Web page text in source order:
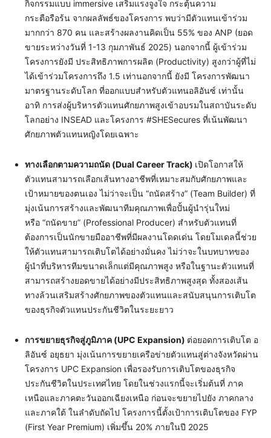
กิจกรรมแบบ immersive เสริมแรงจูงใจ กระตุ้นความ
กระตือรือร้น จากผลลัพธ์ของโครงการ พบว่ามีตัวแทนเข้าร่วม
มากกว่า 870 คน และสร้างผลงานคิดเป็น 55% ของ ANP (ยอด
ขายระหว่างวันที่ 1-13 กุมภาพันธ์ 2025) นอกจากนี้ ผู้เข้าร่วม
โครงการยังมี ประสิทธิภาพการผลิต (Productivity) สูงกว่าผู้ที่ไม่
ได้เข้าร่วมโครงการถึง 1.5 เท่านอกจากนี้ ยังมี โครงการพัฒนา
มาตรฐานระดับโลก ที่ออกแบบสำหรับตัวแทนอลิอันซ์ เท่านั้น
อาทิ การส่งผู้บริหารตัวแทนศักยภาพสูงเข้าอบรมในสถาบันระดับ
โลกอย่าง INSEAD และโครงการ #SHESecures ที่เน้นพัฒนา
ศักยภาพตัวแทนหญิงโดยเฉพาะ
ทางเลือกตามความถนัด (Dual Career Track) เปิดโอกาสให้
ตัวแทนสามารถเลือกเส้นทางอาชีพที่เหมาะสมกับศักยภาพและ
เป้าหมายของตนเอง ไม่ว่าจะเป็น “ถนัดสร้าง” (Team Builder) ที่
มุ่งเน้นการสร้างและพัฒนาทีมคุณภาพเพื่อปั้นผู้นำรุ่นใหม่
หรือ “ถนัดขาย” (Professional Producer) สำหรับตัวแทนที่
ต้องการเป็นนักขายมืออาชีพที่มีผลงานโดดเด่น โดยโมเดลนี้ช่วย
ให้ตัวแทนสามารถเติบโตได้อย่างมั่นคง ไม่ว่าจะในบทบาทของ
ผู้นำที่บริหารทีมขนาดเล็กแต่มีคุณภาพสูง หรือในฐานะตัวแทนที่
สามารถสร้างยอดขายได้อย่างมีประสิทธิภาพสูงสุด ทั้งสองเส้น
ทางล้วนเสริมสร้างศักยภาพของตัวแทนและสนับสนุนการเติบโต
ของธุรกิจตัวแทนประกันชีวิตในระยะยาว
การขยายธุรกิจสู่ภูมิภาค (UPC Expansion) ต่อยอดการเติบโต อ
ลิอันซ์ อยุธยา มุ่งเน้นการขยายเครือข่ายตัวแทนสู่ต่างจังหวัดผ่าน
โครงการ UPC Expansion เพื่อรองรับการเติบโตของธุรกิจ
ประกันชีวิตในประเทศไทย โดยในช่วงแรกนี้จะเริ่มต้นที่ ภาค
เหนือและภาคตะวันออกเฉียงเหนือ ก่อนจะขยายไปยัง ภาคกลาง
และภาคใต้ ในลำดับถัดไป โครงการนี้ตั้งเป้าการเติบโตของ FYP
(First Year Premium) เพิ่มขึ้น 20% ภายในปี 2025